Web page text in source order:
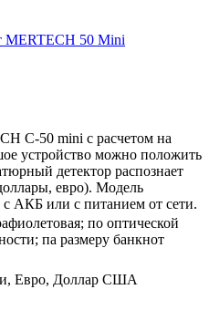
MERTECH 50 Mini
C-50 mini с расчетом на
устройство можно положить
детектор распознает
евро). Модель
с АКБ или с питанием от сети.
по оптической
па размеру банкнот
Евро, Доллар США